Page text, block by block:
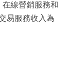
線營銷服務和
易服務收入為